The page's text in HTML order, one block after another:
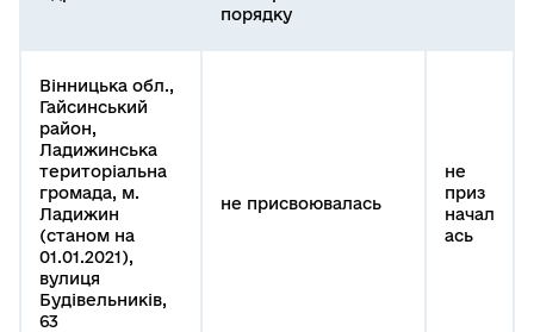
порядку
Вінницька обл.,
Гайсинський
район,
Ладижинська
територіальна
громада, м.
Ладижин
(станом на
01.01.2021),
вулиця
Будівельників,
63
не присвоювалась
не
приз
начал
ась